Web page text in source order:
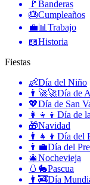
🚩Banderas
🎂Cumpleaños
💼📊 Trabajo
📖Historia
Fiestas
👶Día del Niño
👨‍🚀🚀Día de
💖Día de San
👩‍👧‍👦 Día de
🎁Navidad
👨‍👧‍👦 Día del
👨‍💼Día del
🎄Nochevieja
🥚🐇Pascua
👨‍🚒Día